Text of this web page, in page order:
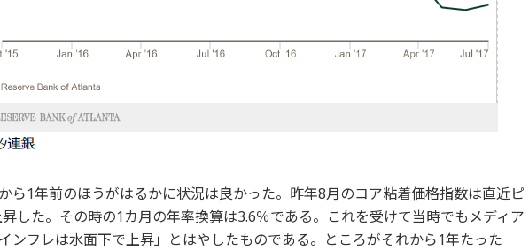
ら1年前のほうがはるかに状況は良かった。昨年8月のコア粘着価格指数は直近ピ
した。その時の1カ月の年率換算は3.6％である。これを受けて当時でもメディア
ンフレは水面下で上昇」とはやしたものである。ところがそれから1年たった